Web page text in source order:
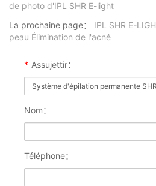
de photo d'IPL SHR E-light
La prochaine page：
IPL SHR E-
peau Élimination de l'acné
* Assujettir：
Nom：
Téléphone：